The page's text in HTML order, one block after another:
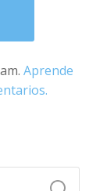
Aprende